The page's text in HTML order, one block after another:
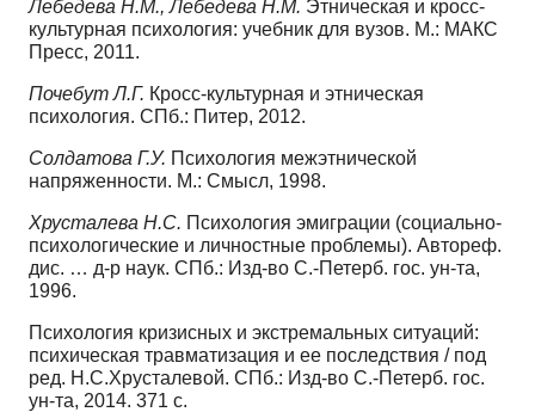
Лебедева Н.М., Лебедева Н.М. Этническая и кросс-
культурная психология: учебник для вузов. М.: МАКС
Пресс, 2011.
Почебут Л.Г. Кросс-культурная и этническая
психология. СПб.: Питер, 2012.
Солдатова Г.У. Психология межэтнической
напряженности. М.: Смысл, 1998.
Хрусталева Н.С. Психология эмиграции (социально-
психологические и личностные проблемы). Автореф.
дис. … д-р наук. СПб.: Изд-во С.-Петерб. гос. ун-та,
1996.
Психология кризисных и экстремальных ситуаций:
психическая травматизация и ее последствия / под
ред. Н.С.Хрусталевой. СПб.: Изд-во С.-Петерб. гос.
ун-та, 2014. 371 с.